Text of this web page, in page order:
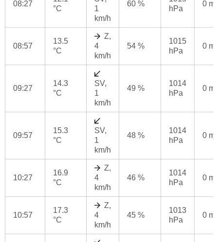
08:27
°C
1
km/h
60 %
hPa
0
08:57
13.5
°C
Z,
4
km/h
54 %
1015
hPa
0
09:27
14.3
°C
SV,
1
km/h
49 %
1014
hPa
0
09:57
15.3
°C
SV,
1
km/h
48 %
1014
hPa
0
10:27
16.9
°C
Z,
4
km/h
46 %
1014
hPa
0
10:57
17.3
°C
Z,
4
km/h
45 %
1013
hPa
0